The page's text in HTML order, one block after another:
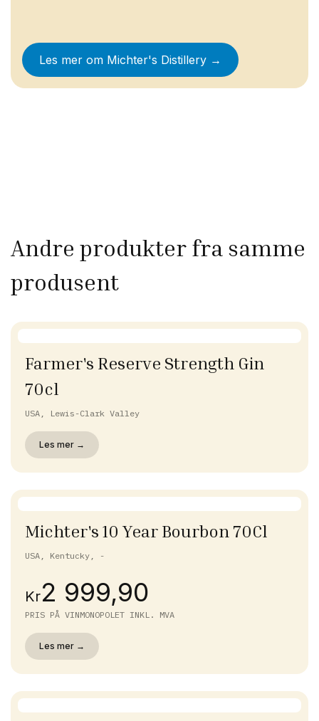
Les mer om Michter's Distillery →
Andre produkter fra samme
produsent
Farmer's Reserve Strength Gin
70cl
USA, Lewis-Clark Valley
Les mer →
Michter's 10 Year Bourbon 70Cl
USA, Kentucky, -
Kr2 999,90
PRIS PÅ VINMONOPOLET INKL. MVA
Les mer →